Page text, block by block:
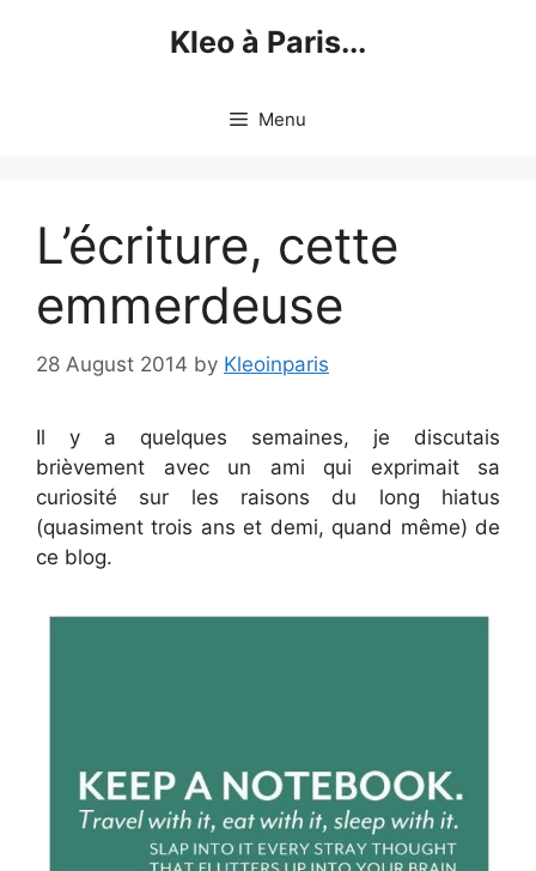
Kleo à Paris...
Menu
L’écriture, cette
emmerdeuse
28 August 2014 by Kleoinparis
Il y a quelques semaines, je discutais
brièvement avec un ami qui exprimait sa
curiosité sur les raisons du long hiatus
(quasiment trois ans et demi, quand même) de
ce blog.